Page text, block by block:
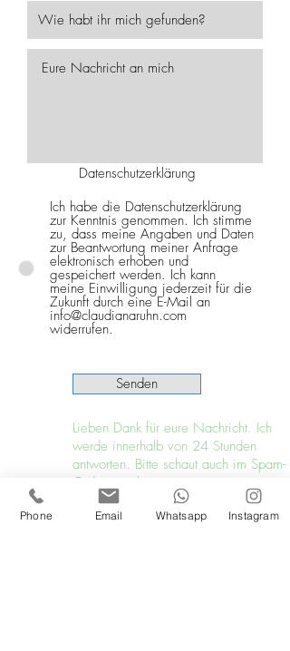
Datenschutzerklärung
Ich habe die Datenschutzerklärung
zur Kenntnis genommen. Ich stimme
zu, dass meine Angaben und Daten
zur Beantwortung meiner Anfrage
elektronisch erhoben und
gespeichert werden. Ich kann
meine Einwilligung jederzeit für die
Zukunft durch eine E-Mail an
info@claudianaruhn.com
widerrufen.
Senden
Lieben Dank für eure Nachricht. Ich
werde innerhalb von 24 Stunden
antworten. Bitte schaut auch im Spam-
Ordner nach.
Phone Email Whatsapp Instagram